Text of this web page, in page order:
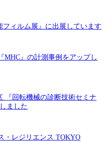
ィルム展』に出展しています
MHC』の計測事例をアップし
『回転機械の診断技術セミナ
ました
・レジリエンス TOKYO